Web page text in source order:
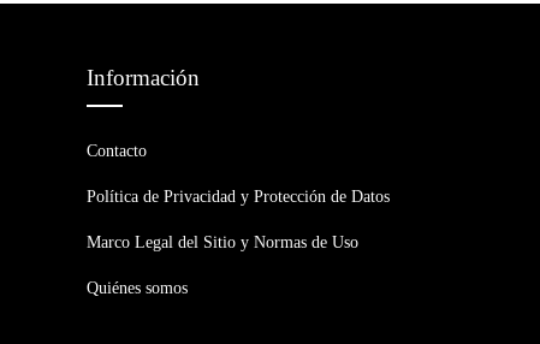
Información
Contacto
Política de Privacidad y Protección de Datos
Marco Legal del Sitio y Normas de Uso
Quiénes somos